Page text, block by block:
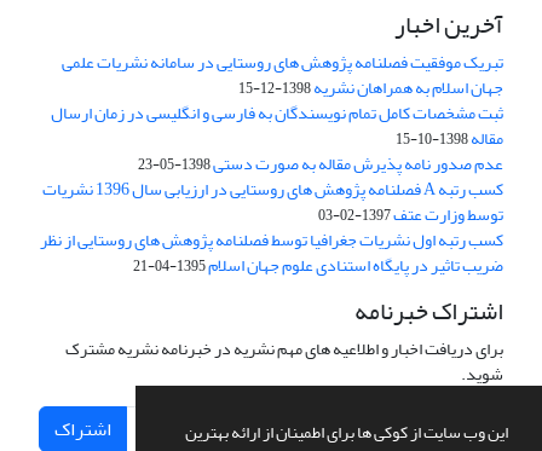
این وب سایت از کوکی ها برای اطمینان از ارائه بهترین
آخرین اخبار
تبریک موفقیت فصلنامه پژوهش های روستایی در سامانه نشریات علمی
جهان اسلام به همراهان نشریه1398-12-15
ثبت مشخصات کامل تمام نویسندگان به فارسی و انگلیسی در زمان ارسال
مقاله1398-10-15
عدم صدور نامه پذیرش مقاله به صورت دستی1398-05-23
کسب رتبه A فصلنامه پژوهش های روستایی در ارزیابی سال 1396 نشریات
توسط وزارت عتف1397-02-03
کسب رتبه اول نشریات جغرافیا توسط فصلنامه پژوهش های روستایی از نظر
ضریب تاثیر در پایگاه استنادی علوم جهان اسلام1395-04-21
اشتراک خبرنامه
برای دریافت اخبار و اطلاعیه های مهم نشریه در خبرنامه نشریه مشترک
شوید.
اشتراک